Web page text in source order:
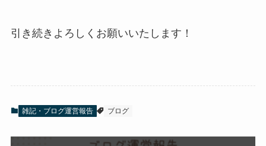
引き続きよろしくお願いいたします！
雑記・ブログ運営報告 ブログ